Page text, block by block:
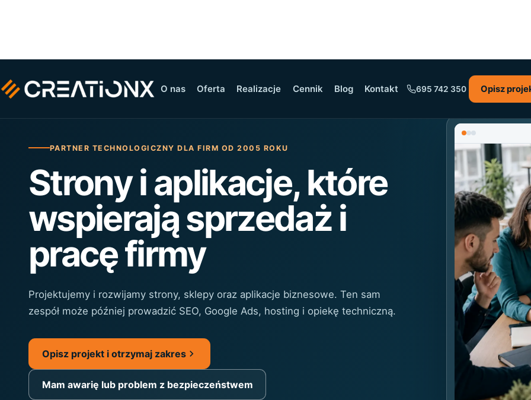
O nas Oferta Realizacje Cennik Blog Kontakt 695 742 350 Opisz
PARTNER TECHNOLOGICZNY DLA FIRM OD 2005 ROKU
Strony i aplikacje, które
wspierają sprzedaż i
pracę firmy
Projektujemy i rozwijamy strony, sklepy oraz aplikacje biznesowe. Ten sam
zespół może później prowadzić SEO, Google Ads, hosting i opiekę techniczną.
Opisz projekt i otrzymaj zakres
Mam awarię lub problem z bezpieczeństwem